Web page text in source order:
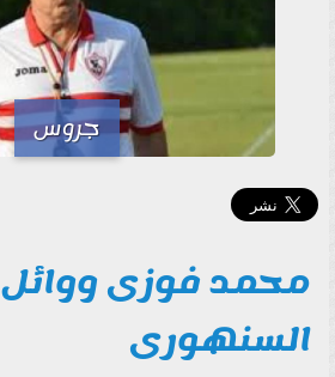
جروس
محمد فوزى ووائل
السنهورى